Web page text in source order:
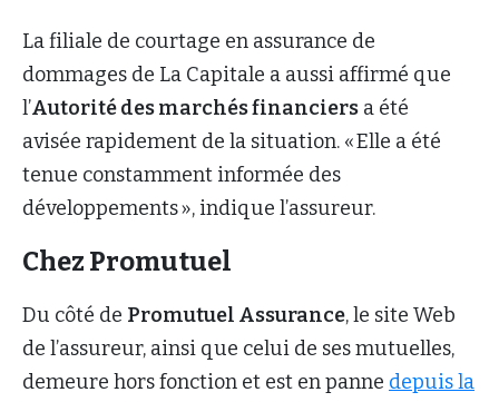
La filiale de courtage en assurance de
dommages de La Capitale a aussi affirmé que
l’Autorité des marchés financiers a été
avisée rapidement de la situation. « Elle a été
tenue constamment informée des
développements », indique l’assureur.
Chez Promutuel
Du côté de Promutuel Assurance, le site Web
de l’assureur, ainsi que celui de ses mutuelles,
demeure hors fonction et est en panne depuis la